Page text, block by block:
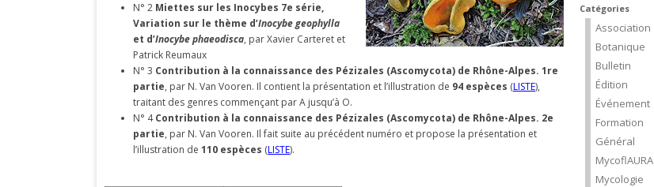
N° 2 Miettes sur les Inocybes 7e série,
Variation sur le thème d’Inocybe geophylla
et d’Inocybe phaeodisca, par Xavier Carteret et
Patrick Reumaux
N° 3 Contribution à la connaissance des Pézizales (Ascomycota) de Rhône-Alpes. 1re
partie, par N. Van Vooren. Il contient la présentation et l’illustration de 94 espèces (LISTE),
traitant des genres commençant par A jusqu’à O.
N° 4Contribution à la connaissance des Pézizales (Ascomycota) de Rhône-Alpes. 2e
partie, par N. Van Vooren. Il fait suite au précédent numéro et propose la présentation et
l’illustration de 110 espèces (LISTE).
Catégories
Association
Botanique
Bulletin
Édition
Événement
Formation
Général
MycoflAURA
Mycologie